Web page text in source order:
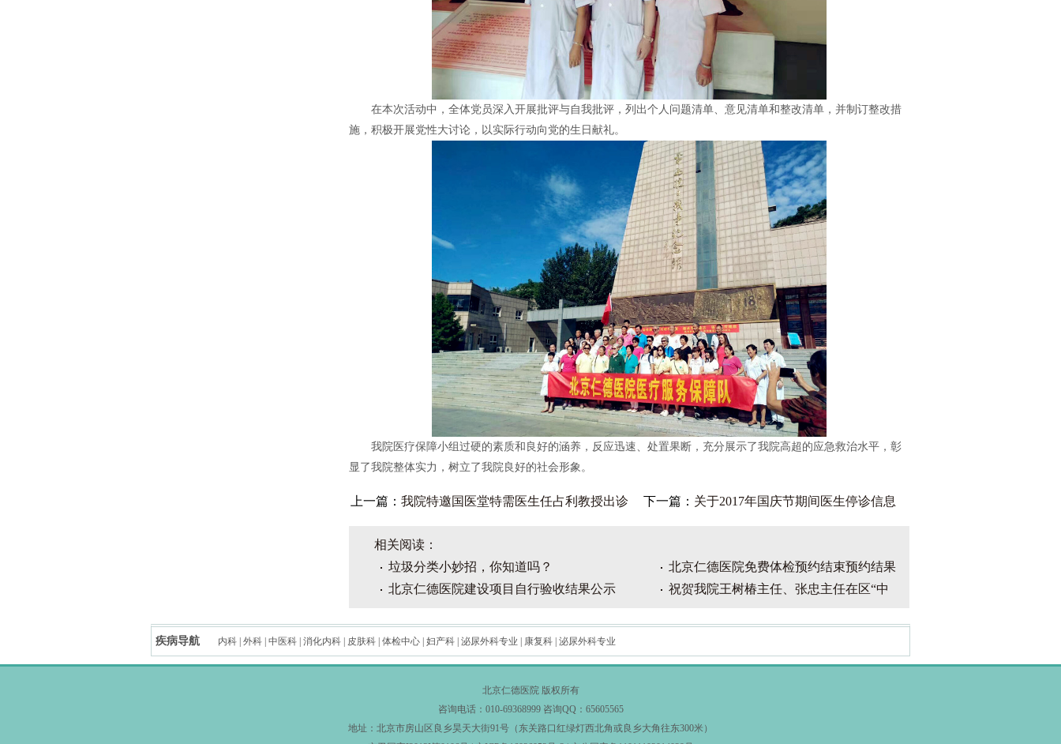
在本次活动中，全体党员深入开展批评与自我批评，列出个人问题清单、意见清单和整改清单，并制订整改措
施，积极开展党性大讨论，以实际行动向党的生日献礼。
我院医疗保障小组过硬的素质和良好的涵养，反应迅速、处置果断，充分展示了我院高超的应急救治水平，彰
显了我院整体实力，树立了我院良好的社会形象。
上一篇： 我院特邀国医堂特需医生任占利教授出诊 下一篇： 关于2017年国庆节期间医生停诊信息
相关阅读：
垃圾分类小妙招，你知道吗？
北京仁德医院免费体检预约结束预约结果
北京仁德医院建设项目自行验收结果公示
祝贺我院王树椿主任、张忠主任在区“中
疾病导航 内科 外科 中医科 消化内科 皮肤科 体检中心 妇产科 泌尿外科专业 康复科 泌尿外科专业
北京仁德医院 版权所有
咨询电话：010-69368999 咨询QQ：65605565
地址：北京市房山区良乡昊天大街91号（东关路口红绿灯西北角或良乡大角往东300米）